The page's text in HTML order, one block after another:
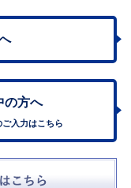
の方へ
入力はこちら